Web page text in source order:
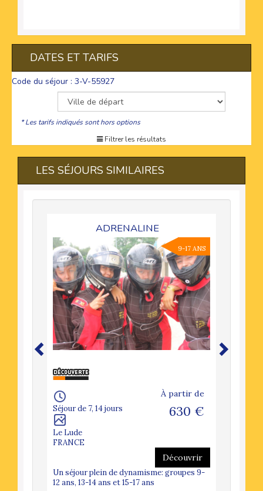
DATES ET TARIFS
Code du séjour : 3-V-55927
* Les tarifs indiqués sont hors options
Filtrer les résultats
LES SÉJOURS SIMILAIRES
ADRENALINE
9-17 ANS
Séjour de 7, 14 jours
Le Lude
FRANCE
À partir de
630 €
Découvrir
Un séjour plein de dynamisme: groupes 9-
12 ans, 13-14 ans et 15-17 ans